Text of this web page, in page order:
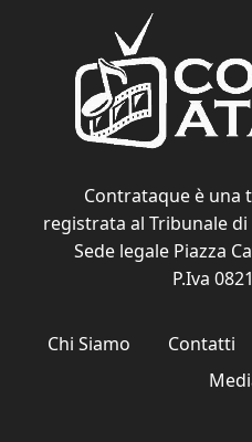
Contrataque è una
registrata al Tribunale
Sede legale Piazza
P.Iva
Chi Siamo Contatti